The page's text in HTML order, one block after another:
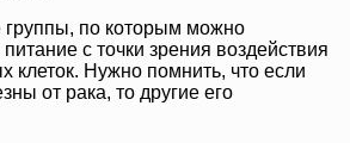
группы, по которым можно
с точки зрения воздействия
клеток. Нужно помнить, что если
от рака, то другие его